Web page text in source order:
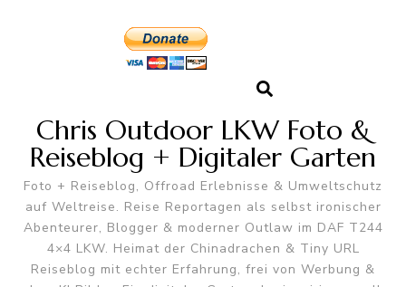
Chris Outdoor LKW Foto &
Reiseblog + Digitaler Garten
Foto + Reiseblog, Offroad Erlebnisse & Umweltschutz
auf Weltreise. Reise Reportagen als selbst ironischer
Abenteurer, Blogger & moderner Outlaw im DAF T244
4×4 LKW. Heimat der Chinadrachen & Tiny URL
Reiseblog mit echter Erfahrung, frei von Werbung &